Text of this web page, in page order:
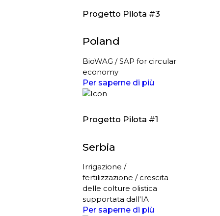
Progetto Pilota #3
Poland
BioWAG / SAP for circular
economy
Per saperne di più
Progetto Pilota #1
Serbia
Irrigazione /
fertilizzazione / crescita
delle colture olistica
supportata dall'IA
Per saperne di più